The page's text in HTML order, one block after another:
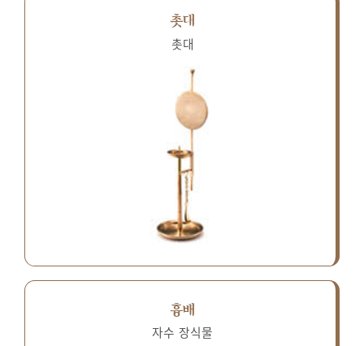
촛대
촛대
흉배
자수 장식물